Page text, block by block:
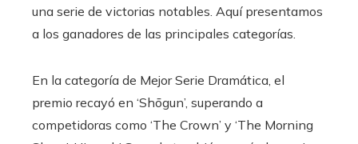
una serie de victorias notables. Aquí presentamos
a los ganadores de las principales categorías.
En la categoría de Mejor Serie Dramática, el
premio recayó en ‘Shōgun’, superando a
competidoras como ‘The Crown’ y ‘The Morning